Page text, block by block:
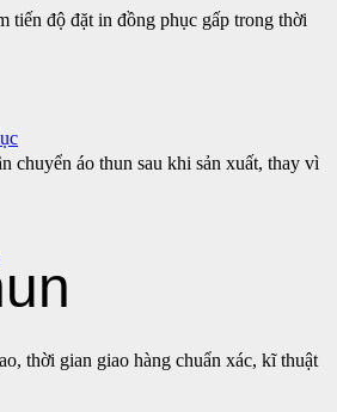
tiến độ đặt in đồng phục gấp trong thời
chuyển áo thun sau khi sản xuất, thay vì
thời gian giao hàng chuẩn xác, kĩ thuật